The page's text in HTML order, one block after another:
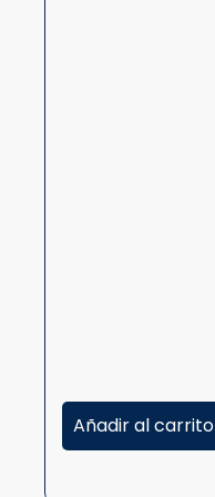
Añadir al carrito